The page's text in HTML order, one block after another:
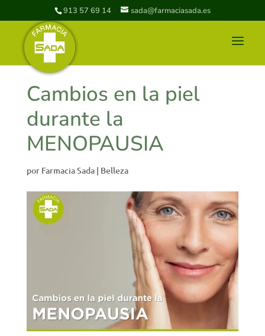
913 57 69 14 sada@farmaciasada.es
Cambios en la piel
durante la
MENOPAUSIA
por Farmacia Sada| Belleza